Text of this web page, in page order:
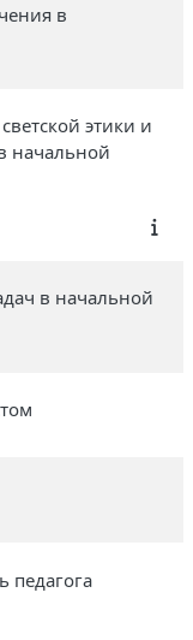
в
этики и
начальной
в начальной
педагога